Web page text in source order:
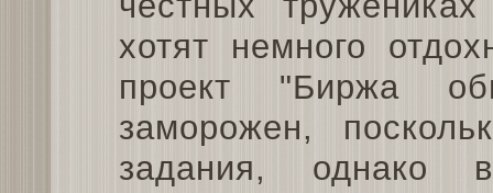
хотят немного
проект "Биржа
заморожен,
задания,